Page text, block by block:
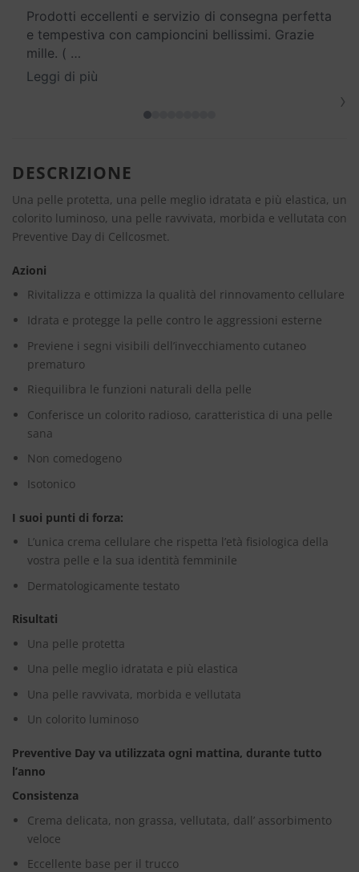
Prodotti eccellenti e servizio di consegna perfetta
e tempestiva con campioncini bellissimi. Grazie
mille. ( …
Leggi di più
›
DESCRIZIONE
Una pelle protetta, una pelle meglio idratata e più elastica, un
colorito luminoso, una pelle ravvivata, morbida e vellutata con
Preventive Day di Cellcosmet.
Azioni
Rivitalizza e ottimizza la qualità del rinnovamento cellulare
Idrata e protegge la pelle contro le aggressioni esterne
Previene i segni visibili dell’invecchiamento cutaneo
prematuro
Riequilibra le funzioni naturali della pelle
Conferisce un colorito radioso, caratteristica di una pelle
sana
Non comedogeno
Isotonico
I suoi punti di forza:
L’unica crema cellulare che rispetta l’età fisiologica della
vostra pelle e la sua identità femminile
Dermatologicamente testato
Risultati
Una pelle protetta
Una pelle meglio idratata e più elastica
Una pelle ravvivata, morbida e vellutata
Un colorito luminoso
Preventive Day va utilizzata ogni mattina, durante tutto
l’anno
Consistenza
Crema delicata, non grassa, vellutata, dall’ assorbimento
veloce
Eccellente base per il trucco